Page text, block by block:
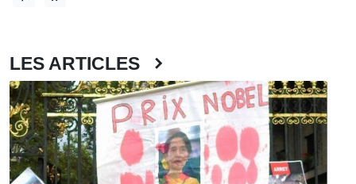
LES ARTICLES